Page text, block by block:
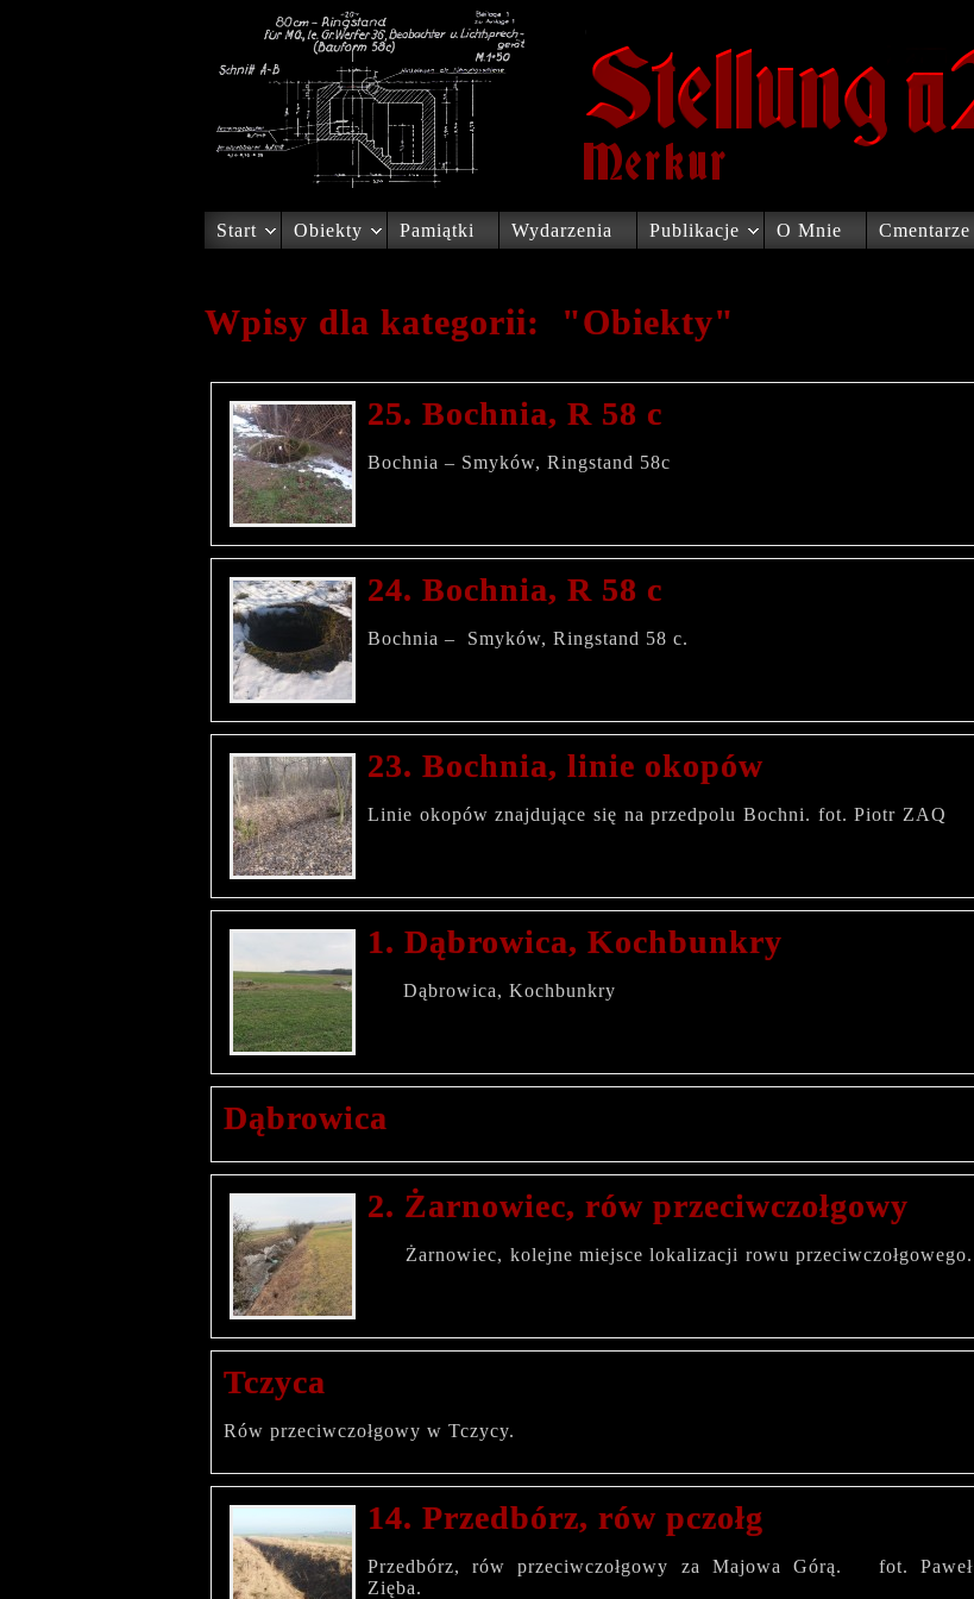
Start Obiekty Pamiątki Wydarzenia Publikacje O Mnie Cmentarze
Wpisy dla kategorii: "Obiekty"
25. Bochnia, R 58 c
Bochnia – Smyków, Ringstand 58c
24. Bochnia, R 58 c
Bochnia – Smyków, Ringstand 58 c.
23. Bochnia, linie okopów
Linie okopów znajdujące się na przedpolu Bochni. fot. Piotr ZAQ
1. Dąbrowica, Kochbunkry
Dąbrowica, Kochbunkry
Dąbrowica
2. Żarnowiec, rów przeciwczołgowy
Żarnowiec, kolejne miejsce lokalizacji rowu przeciwczołgowego.
Tczyca
Rów przeciwczołgowy w Tczycy.
14. Przedbórz, rów pczołg
Przedbórz, rów przeciwczołgowy za Majowa Górą. fot. Paweł
Zięba.